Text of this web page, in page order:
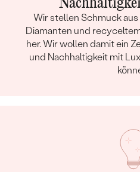
Wir stellen Schmuck
Diamanten und
her. Wir wollen damit ein
und Nachhaltigkeit mit